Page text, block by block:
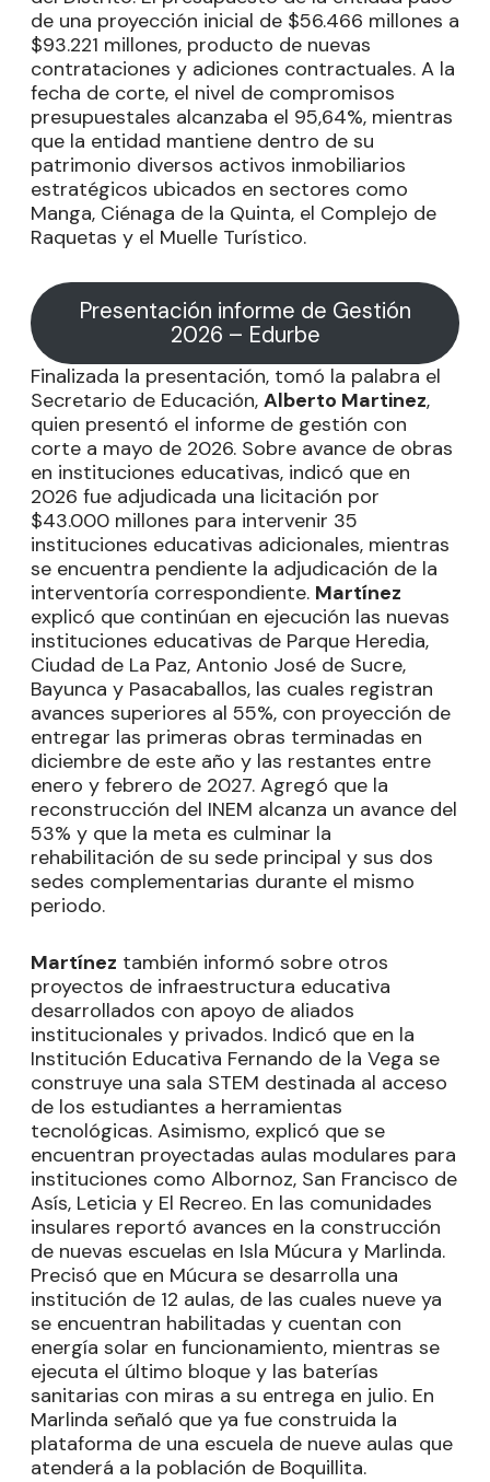
de una proyección inicial de $56.466 millones a
$93.221 millones, producto de nuevas
contrataciones y adiciones contractuales. A la
fecha de corte, el nivel de compromisos
presupuestales alcanzaba el 95,64%, mientras
que la entidad mantiene dentro de su
patrimonio diversos activos inmobiliarios
estratégicos ubicados en sectores como
Manga, Ciénaga de la Quinta, el Complejo de
Raquetas y el Muelle Turístico.
Presentación informe de Gestión
2026 – Edurbe
Finalizada la presentación, tomó la palabra el
Secretario de Educación, Alberto Martinez,
quien presentó el informe de gestión con
corte a mayo de 2026. Sobre avance de obras
en instituciones educativas, indicó que en
2026 fue adjudicada una licitación por
$43.000 millones para intervenir 35
instituciones educativas adicionales, mientras
se encuentra pendiente la adjudicación de la
interventoría correspondiente. Martínez
explicó que continúan en ejecución las nuevas
instituciones educativas de Parque Heredia,
Ciudad de La Paz, Antonio José de Sucre,
Bayunca y Pasacaballos, las cuales registran
avances superiores al 55%, con proyección de
entregar las primeras obras terminadas en
diciembre de este año y las restantes entre
enero y febrero de 2027. Agregó que la
reconstrucción del INEM alcanza un avance del
53% y que la meta es culminar la
rehabilitación de su sede principal y sus dos
sedes complementarias durante el mismo
periodo.
Martínez también informó sobre otros
proyectos de infraestructura educativa
desarrollados con apoyo de aliados
institucionales y privados. Indicó que en la
Institución Educativa Fernando de la Vega se
construye una sala STEM destinada al acceso
de los estudiantes a herramientas
tecnológicas. Asimismo, explicó que se
encuentran proyectadas aulas modulares para
instituciones como Albornoz, San Francisco de
Asís, Leticia y El Recreo. En las comunidades
insulares reportó avances en la construcción
de nuevas escuelas en Isla Múcura y Marlinda.
Precisó que en Múcura se desarrolla una
institución de 12 aulas, de las cuales nueve ya
se encuentran habilitadas y cuentan con
energía solar en funcionamiento, mientras se
ejecuta el último bloque y las baterías
sanitarias con miras a su entrega en julio. En
Marlinda señaló que ya fue construida la
plataforma de una escuela de nueve aulas que
atenderá a la población de Boquillita.